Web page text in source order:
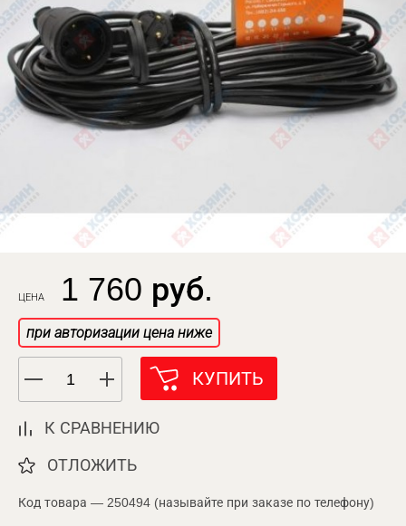
ЦЕНА 1 760 руб.
при авторизации цена ниже
КУПИТЬ
К СРАВНЕНИЮ
ОТЛОЖИТЬ
Код товара — 250494 (называйте при заказе по телефону)